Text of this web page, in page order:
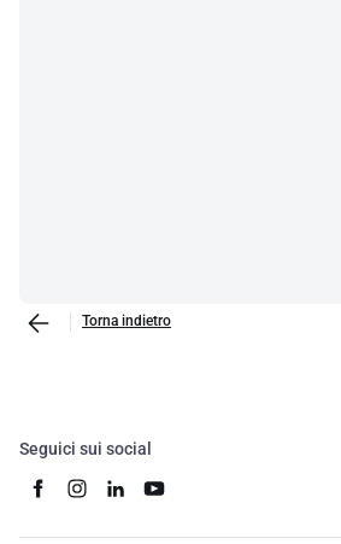
Torna indietro
Seguici sui social